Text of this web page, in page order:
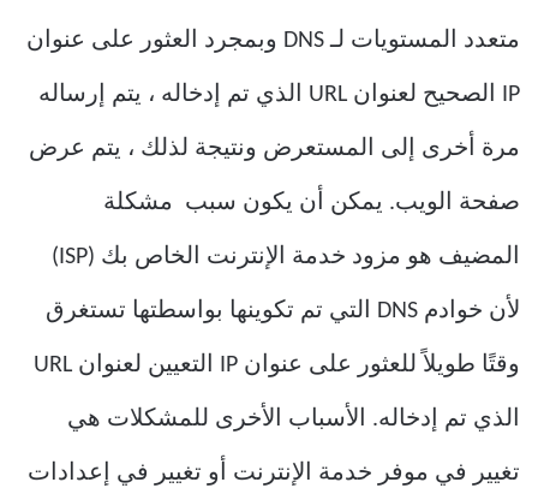
متعدد المستويات لـ DNS وبمجرد العثور على عنوان
IP الصحيح لعنوان URL الذي تم إدخاله ، يتم إرساله
مرة أخرى إلى المستعرض ونتيجة لذلك ، يتم عرض
صفحة الويب. يمكن أن يكون سبب مشكلة
المضيف هو مزود خدمة الإنترنت الخاص بك (ISP)
لأن خوادم DNS التي تم تكوينها بواسطتها تستغرق
وقتًا طويلاً للعثور على عنوان IP التعيين لعنوان URL
الذي تم إدخاله. الأسباب الأخرى للمشكلات هي
تغيير في موفر خدمة الإنترنت أو تغيير في إعدادات